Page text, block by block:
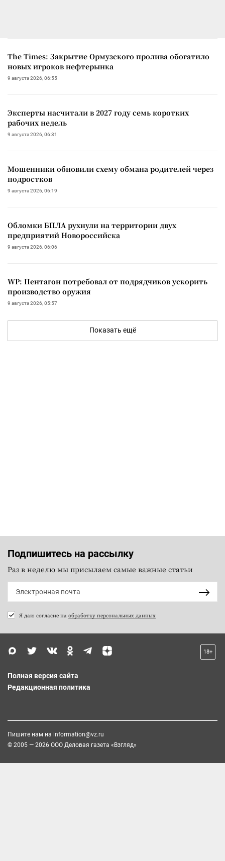
The Times: Закрытие Ормузского пролива обогатило
новых игроков нефтерынка
9 августа 2026, 06:55
Эксперты насчитали в 2027 году семь коротких
рабочих недель
9 августа 2026, 06:31
Мошенники обновили схему обмана родителей через
подростков
9 августа 2026, 06:19
Обломки БПЛА рухнули на территории двух
предприятий Новороссийска
9 августа 2026, 06:06
WP: Пентагон потребовал от подрядчиков ускорить
производство оружия
9 августа 2026, 05:57
Показать ещё
Подпишитесь на рассылку
Раз в неделю мы присылаем самые важные статьи
Я даю согласие на обработку персональных данных
18+
Полная версия сайта
Редакционная политика
Пишите нам на information@vz.ru
© 2005 — 2026 ООО Деловая газета «Взгляд»